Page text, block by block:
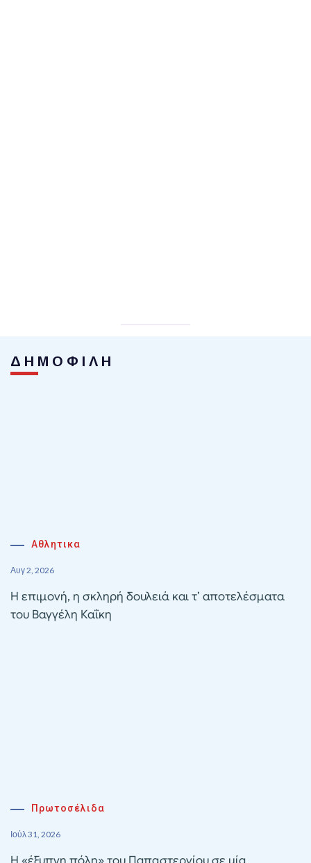
ΔΗΜΟΦΙΛΗ
Αθλητικα
Αυγ 2, 2026
Η επιμονή, η σκληρή δουλειά και τ’ αποτελέσματα
του Βαγγέλη Καΐκη
Πρωτοσέλιδα
Ιούλ 31, 2026